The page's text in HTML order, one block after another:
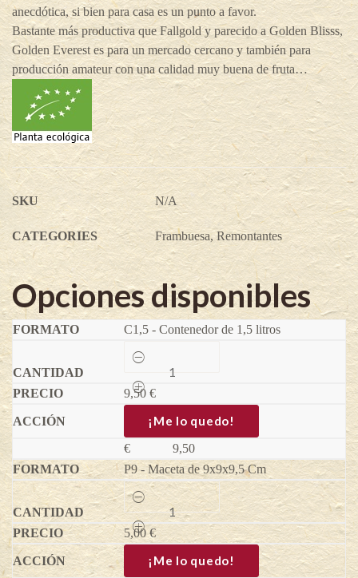
anecdótica, si bien para casa es un punto a favor.
Bastante más productiva que Fallgold y parecido a Golden Blisss,
Golden Everest es para un mercado cercano y también para
producción amateur con una calidad muy buena de fruta…
SKU N/A
CATEGORIES Frambuesa,Remontantes
Opciones disponibles
C1,5 - Contenedor de 1,5 litros
Frambuesa
amarilla
Golden
Everest
-
Rubus
idaeus
quantity
9,50 €
¡Me lo quedo!
€
9,50
P9 - Maceta de 9x9x9,5 Cm
Frambuesa
amarilla
Golden
Everest
-
Rubus
idaeus
5,00€
¡Me lo quedo!